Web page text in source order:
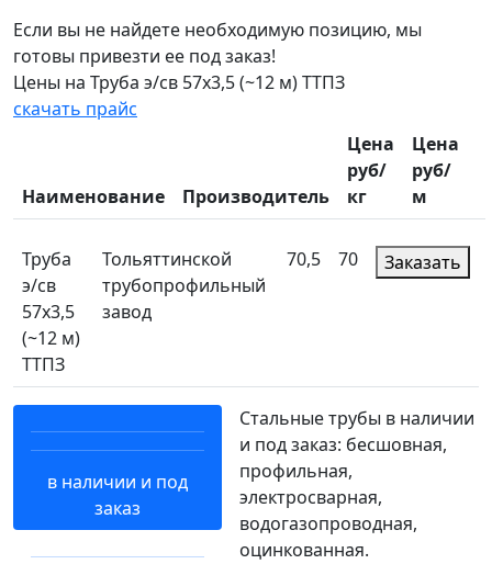
Если вы не найдете необходимую позицию, мы
готовы привезти ее под заказ!
Цены на Труба э/св 57х3,5 (~12 м) ТТПЗ
скачать прайс
Наименование Производитель
Цена
руб/
кг
Цена
руб/
м
Труба
э/св
57х3,5
(~12 м)
ТТПЗ
Тольяттинской
трубопрофильный
завод
70,5 70 Заказать
в наличии и под
заказ
Стальные трубы в наличии
и под заказ: бесшовная,
профильная,
электросварная,
водогазопроводная,
оцинкованная.